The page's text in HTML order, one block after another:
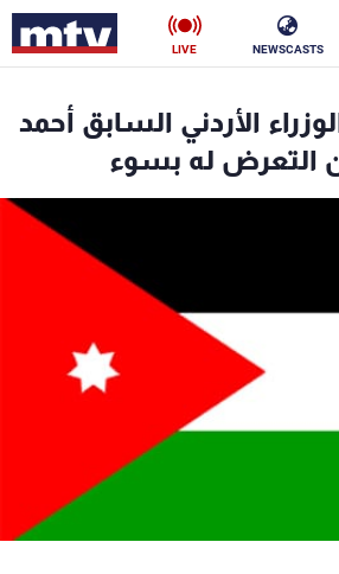
NEWSCASTS
LIVE
الأردني السابق أحمد
التعرض له بسوء
رياضة